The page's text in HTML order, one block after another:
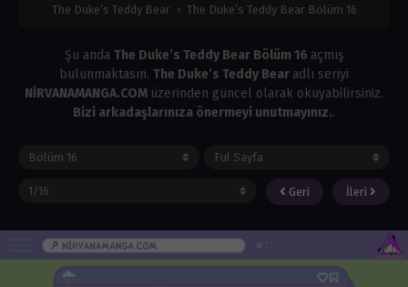
The Duke’s Teddy Bear › The Duke’s Teddy Bear Bölüm 16
Şu anda The Duke’s Teddy Bear Bölüm 16 açmış
bulunmaktasın. The Duke’s Teddy Bear adlı seriyi
NİRVANAMANGA.COM üzerinden güncel olarak okuyabilirsiniz.
Bizi arkadaşlarınıza önermeyi unutmayınız..
Geri İleri